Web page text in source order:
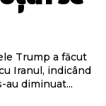
Trump a făcut
Iranul, indicând
diminuat...